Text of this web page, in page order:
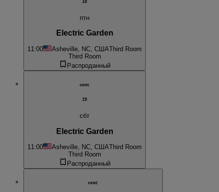
18
птн
Electric Garden
11:00 Asheville, NC, СШАThird Room
Third Room
Распроданный
сент.
19
сбт
Electric Garden
11:00 Asheville, NC, СШАThird Room
Third Room
Распроданный
сент.